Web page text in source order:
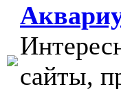
сайты,